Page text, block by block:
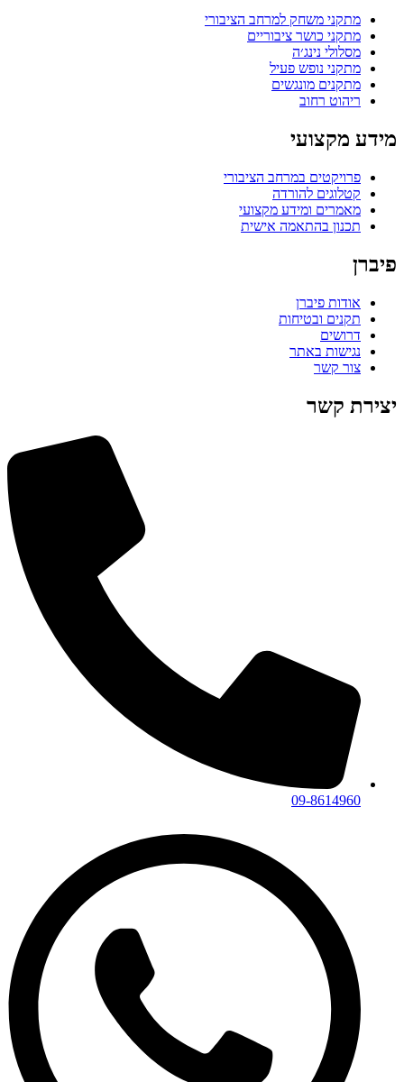
מתקני משחק למרחב הציבורי
מתקני כושר ציבוריים
מסלולי נינג׳ה
מתקני נופש פעיל
מתקנים מונגשים
ריהוט רחוב
מידע מקצועי
פרויקטים במרחב הציבורי
קטלוגים להורדה
מאמרים ומידע מקצועי
תכנון בהתאמה אישית
פיברן
אודות פיברן
תקנים ובטיחות
דרושים
נגישות באתר
צור קשר
יצירת קשר
09-8614960